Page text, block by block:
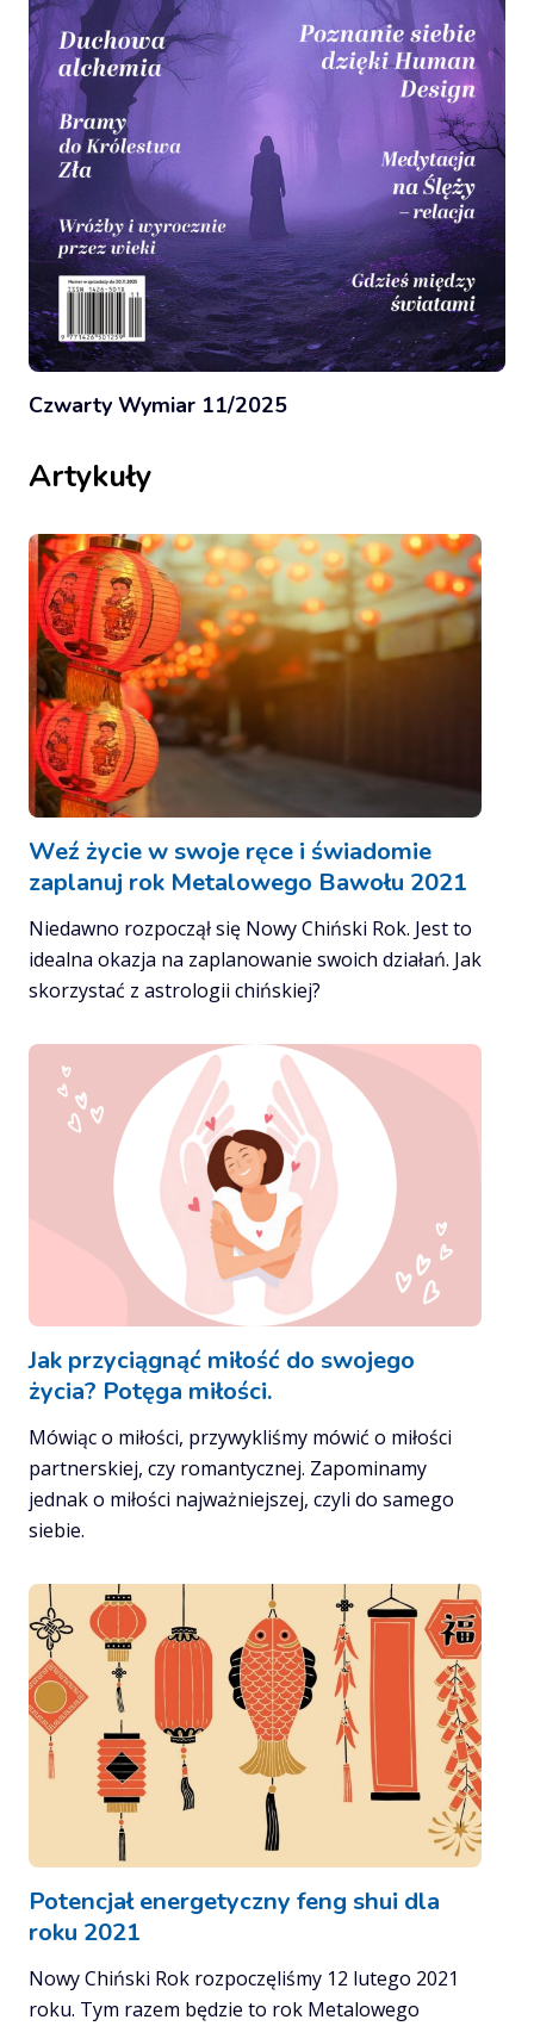
Czwarty Wymiar 11/2025
Artykuły
Weź życie w swoje ręce i świadomie
zaplanuj rok Metalowego Bawołu 2021
Niedawno rozpoczął się Nowy Chiński Rok. Jest to
idealna okazja na zaplanowanie swoich działań. Jak
skorzystać z astrologii chińskiej?
Jak przyciągnąć miłość do swojego
życia? Potęga miłości.
Mówiąc o miłości, przywykliśmy mówić o miłości
partnerskiej, czy romantycznej. Zapominamy
jednak o miłości najważniejszej, czyli do samego
siebie.
Potencjał energetyczny feng shui dla
roku 2021
Nowy Chiński Rok rozpoczęliśmy 12 lutego 2021
roku. Tym razem będzie to rok Metalowego